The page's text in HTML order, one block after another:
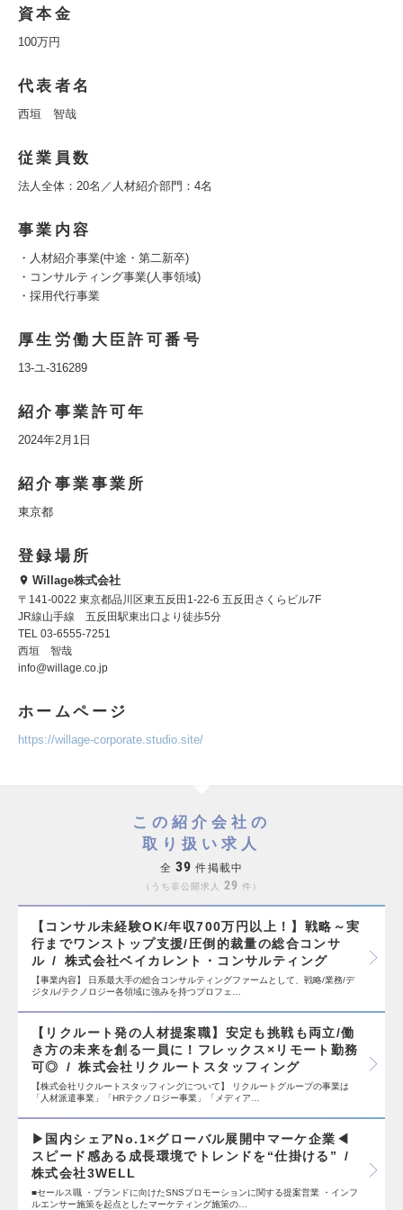
資本金
100万円
代表者名
西垣 智哉
従業員数
法人全体：20名／人材紹介部門：4名
事業内容
・人材紹介事業(中途・第二新卒)
・コンサルティング事業(人事領域)
・採用代行事業
厚生労働大臣許可番号
13-ユ-316289
紹介事業許可年
2024年2月1日
紹介事業事業所
東京都
登録場所
Willage株式会社
〒141-0022 東京都品川区東五反田1-22-6 五反田さくらビル7F
JR線山手線 五反田駅東出口より徒歩5分
TEL 03-6555-7251
西垣 智哉
info@willage.co.jp
ホームページ
https://willage-corporate.studio.site/
この紹介会社の
取り扱い求人
全 39 件掲載中
うち非公開求人 29 件
【コンサル未経験OK/年収700万円以上！】戦略～実
行までワンストップ支援/圧倒的裁量の総合コンサ
ル
株式会社ベイカレント・コンサルティング
【事業内容】 日系最大手の総合コンサルティングファームとして、戦略/業務/デ
ジタル/テクノロジー各領域に強みを持つプロフェ…
【リクルート発の人材提案職】安定も挑戦も両立/働
き方の未来を創る一員に！フレックス×リモート勤務
可◎
株式会社リクルートスタッフィング
【株式会社リクルートスタッフィングについて】 リクルートグループの事業は
「人材派遣事業」「HRテクノロジー事業」「メディア…
▶︎国内シェアNo.1×グローバル展開中マーケ企業◀︎
スピード感ある成長環境でトレンドを“仕掛ける”
株式会社3WELL
■セールス職 ・ブランドに向けたSNSプロモーションに関する提案営業 ・インフ
ルエンサー施策を起点としたマーケティング施策の…